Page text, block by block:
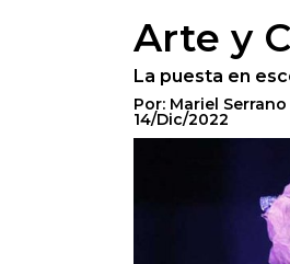
Arte y
La puesta en
Por: Mariel Serrano
14/Dic/2022